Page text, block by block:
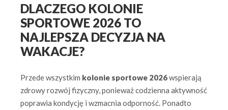
DLACZEGO KOLONIE
SPORTOWE 2026 TO
NAJLEPSZA DECYZJA NA
WAKACJE?
Przede wszystkim kolonie sportowe 2026wspierają
zdrowy rozwój fizyczny, ponieważ codzienna aktywność
poprawia kondycję i wzmacnia odporność. Ponadto